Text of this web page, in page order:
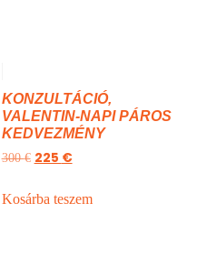
KONZULTÁCIÓ,
VALENTIN-NAPI PÁROS
KEDVEZMÉNY
300€ 225 €
Kosárba teszem